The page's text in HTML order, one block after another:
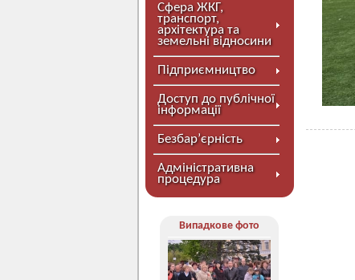
Сфера ЖКГ,
транспорт,
архітектура та
земельні відносини
Підприємництво
Доступ до публічної
інформації
Безбар’єрність
Адміністративна
процедура
Випадкове фото